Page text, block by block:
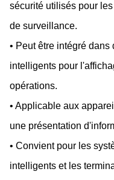
sécurité utilisés pour
de surveillance.
• Peut être intégré
intelligents pour
opérations.
• Applicable aux
une présentation
• Convient pour les
intelligents et les